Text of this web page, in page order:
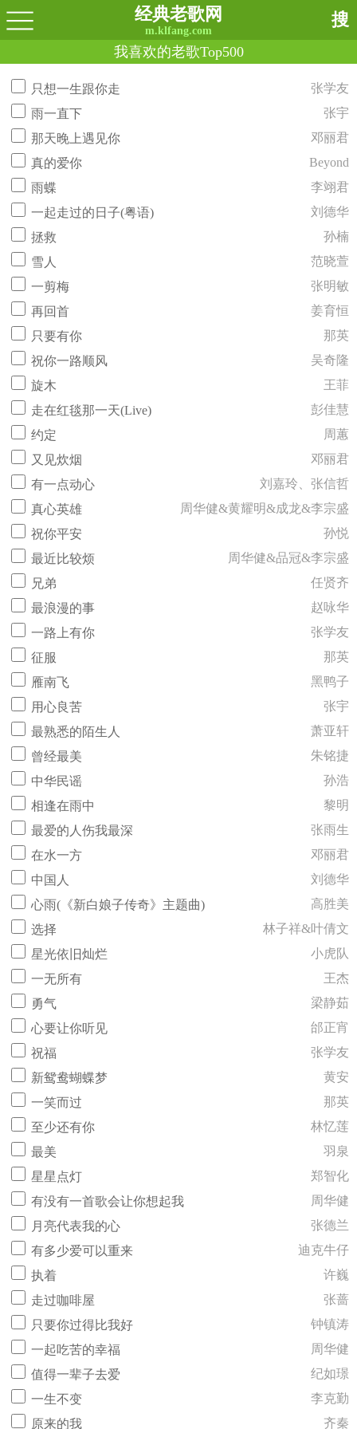
经典老歌网
m.klfang.com
搜
我喜欢的老歌Top500
只想一生跟你走
张学友
雨一直下
张宇
那天晚上遇见你
邓丽君
真的爱你
Beyond
雨蝶
李翊君
一起走过的日子(粤语)
刘德华
拯救
孙楠
雪人
范晓萱
一剪梅
张明敏
再回首
姜育恒
只要有你
那英
祝你一路顺风
吴奇隆
旋木
王菲
走在红毯那一天(Live)
彭佳慧
约定
周蕙
又见炊烟
邓丽君
有一点动心
刘嘉玲、张信哲
真心英雄
周华健&黄耀明&成龙&李宗盛
祝你平安
孙悦
最近比较烦
周华健&品冠&李宗盛
兄弟
任贤齐
最浪漫的事
赵咏华
一路上有你
张学友
征服
那英
雁南飞
黑鸭子
用心良苦
张宇
最熟悉的陌生人
萧亚轩
曾经最美
朱铭捷
中华民谣
孙浩
相逢在雨中
黎明
最爱的人伤我最深
张雨生
在水一方
邓丽君
中国人
刘德华
心雨(《新白娘子传奇》主题曲)
高胜美
选择
林子祥&叶倩文
星光依旧灿烂
小虎队
一无所有
王杰
勇气
梁静茹
心要让你听见
邰正宵
祝福
张学友
新鸳鸯蝴蝶梦
黄安
一笑而过
那英
至少还有你
林忆莲
最美
羽泉
星星点灯
郑智化
有没有一首歌会让你想起我
周华健
月亮代表我的心
张德兰
有多少爱可以重来
迪克牛仔
执着
许巍
走过咖啡屋
张蔷
只要你过得比我好
钟镇涛
一起吃苦的幸福
周华健
值得一辈子去爱
纪如璟
一生不变
李克勤
原来的我
齐秦